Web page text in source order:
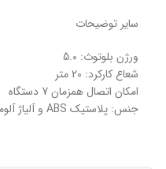
سایر توضیحات
ورژن بلوتوث: 5.0
شعاع کارکرد: 20 متر
امکان اتصال همزمان 7 دستگاه
جنس: پلاستیک ABS و آلیاژ آلومینیوم